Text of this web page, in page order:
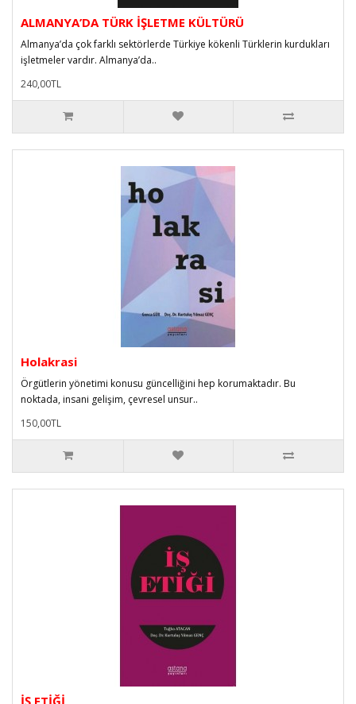
ALMANYA’DA TÜRK İŞLETME KÜLTÜRÜ
Almanya’da çok farklı sektörlerde Türkiye kökenli Türklerin kurdukları
işletmeler vardır. Almanya’da..
240,00TL
Holakrasi
Örgütlerin yönetimi konusu güncelliğini hep korumaktadır. Bu
noktada, insani gelişim, çevresel unsur..
150,00TL
İŞ ETİĞİ